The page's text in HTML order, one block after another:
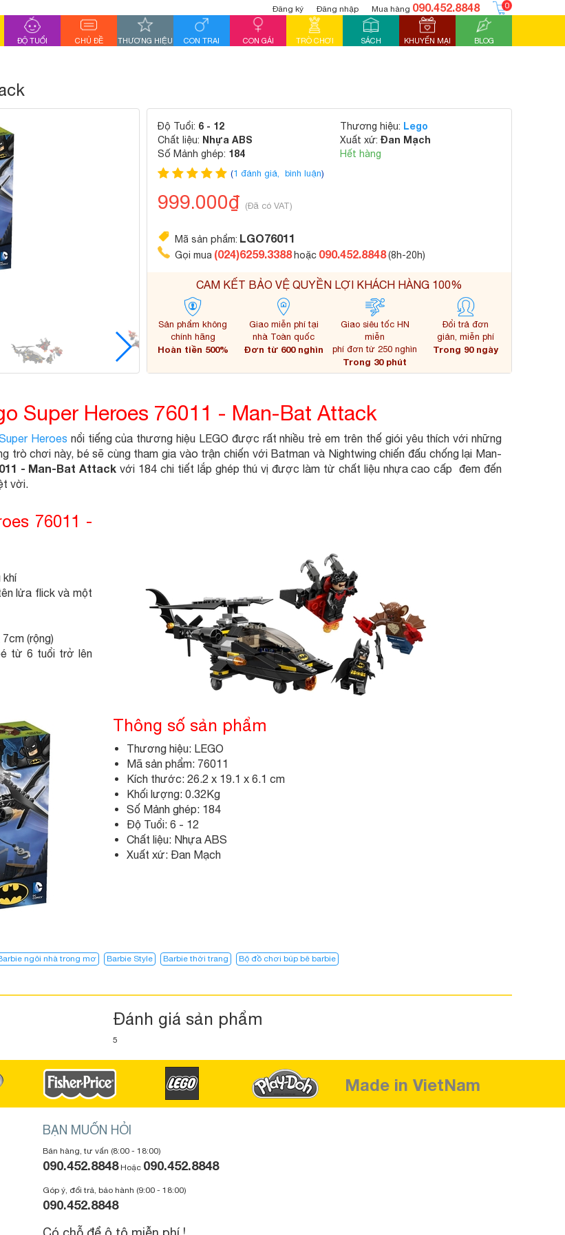
Đăng ký Đăng nhập Mua hàng 090.452.8848 0
ĐỘ TUỔI CHỦ ĐỀ THƯƠNG HIỆU CON TRAI CON GÁI TRÒ CHƠI SÁCH KHUYẾN MẠI BLOG
Độ Tuổi: 6 - 12
Chất liệu: Nhựa ABS
Số Mảnh ghép: 184
Thương hiệu: Lego
Xuất xứ: Đan Mạch
Hết hàng
(1 đánh giá, bình luận)
999.000₫ (Đã có VAT)
CAM KẾT BẢO VỆ QUYỀN LỢI KHÁCH HÀNG 100%
Sản phẩm không
chính hãng
Hoàn tiền 500%
Giao miễn phí tại
nhà Toàn quốc
Đơn từ 600 nghìn
Giao siêu tốc HN
miễn
phí đơn từ 250 nghìn
Trong 30 phút
Đổi trả đơn
giản, miễn phí
Trong 90 ngày
Mã sản phẩm: LGO76011
Gọi mua (024)6259.3388 hoặc 090.452.8848(8h-20h)
Super Heroes 76011 - Man-Bat Attack
Heroes nổi tiếng của thương hiệu LEGO được rất nhiều trẻ em trên thế giói yêu thích với những
trò chơi này, bé sẽ cùng tham gia vào trận chiến với Batman và Nightwing chiến đấu chống lại Man-
- Man-Bat Attack với 184 chi tiết lắp ghép thú vị được làm từ chất liệu nhựa cao cấp đem đến
vời.
76011 -
khí
lửa flick và một
(rộng)
từ 6 tuổi trở lên
Thông số sản phẩm
Thương hiệu: LEGO
Mã sản phẩm: 76011
Kích thước: 26.2 x 19.1 x 6.1 cm
Khối lượng: 0.32Kg
Số Mảnh ghép: 184
Độ Tuổi: 6 - 12
Chất liệu: Nhựa ABS
Xuất xứ: Đan Mạch
ngôi nhà trong mơ​ Barbie Style Barbie thời trang Bộ đồ chơi búp bê barbie
Đánh giá sản phẩm
5
Made in VietNam
BẠN MUỐN HỎI
Bán hàng, tư vấn (8:00 - 18:00)
090.452.8848Hoặc 090.452.8848
Góp ý, đổi trả, bảo hành (9:00 - 18:00)
090.452.8848